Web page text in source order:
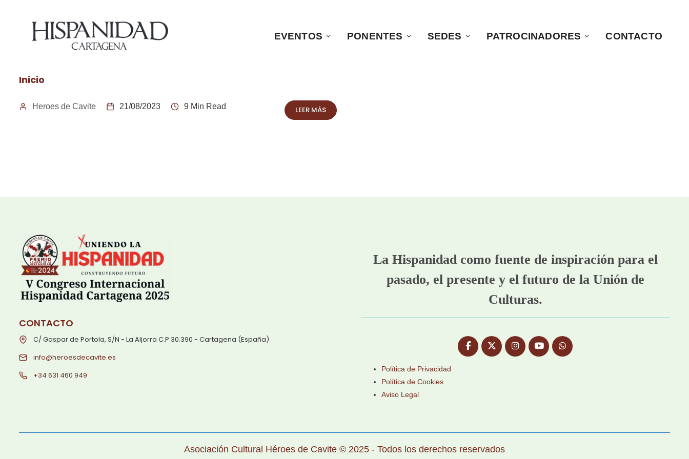
EVENTOS PONENTES SEDES PATROCINADORES CONTACTO
Inicio
Heroes de Cavite 21/08/2023 9 Min Read LEER MÁS
CONTACTO
C/ Gaspar de Portola, S/N - La Aljorra C.P 30.390 - Cartagena (España)
info@heroesdecavite.es
+34 631 460 949
La Hispanidad como fuente de inspiración para el
pasado, el presente y el futuro de la Unión de
Culturas.
Política de Privacidad
Política de Cookies
Aviso Legal
Asociación Cultural Héroes de Cavite © 2025 - Todos los derechos reservados